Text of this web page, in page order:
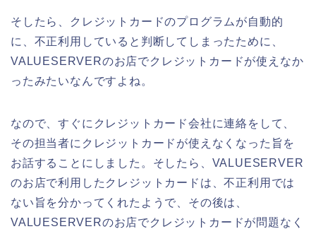
そしたら、クレジットカードのプログラムが自動的
に、不正利用していると判断してしまったために、
VALUESERVERのお店でクレジットカードが使えなか
ったみたいなんですよね。
なので、すぐにクレジットカード会社に連絡をして、
その担当者にクレジットカードが使えなくなった旨を
お話することにしました。そしたら、VALUESERVER
のお店で利用したクレジットカードは、不正利用では
ない旨を分かってくれたようで、その後は、
VALUESERVERのお店でクレジットカードが問題なく